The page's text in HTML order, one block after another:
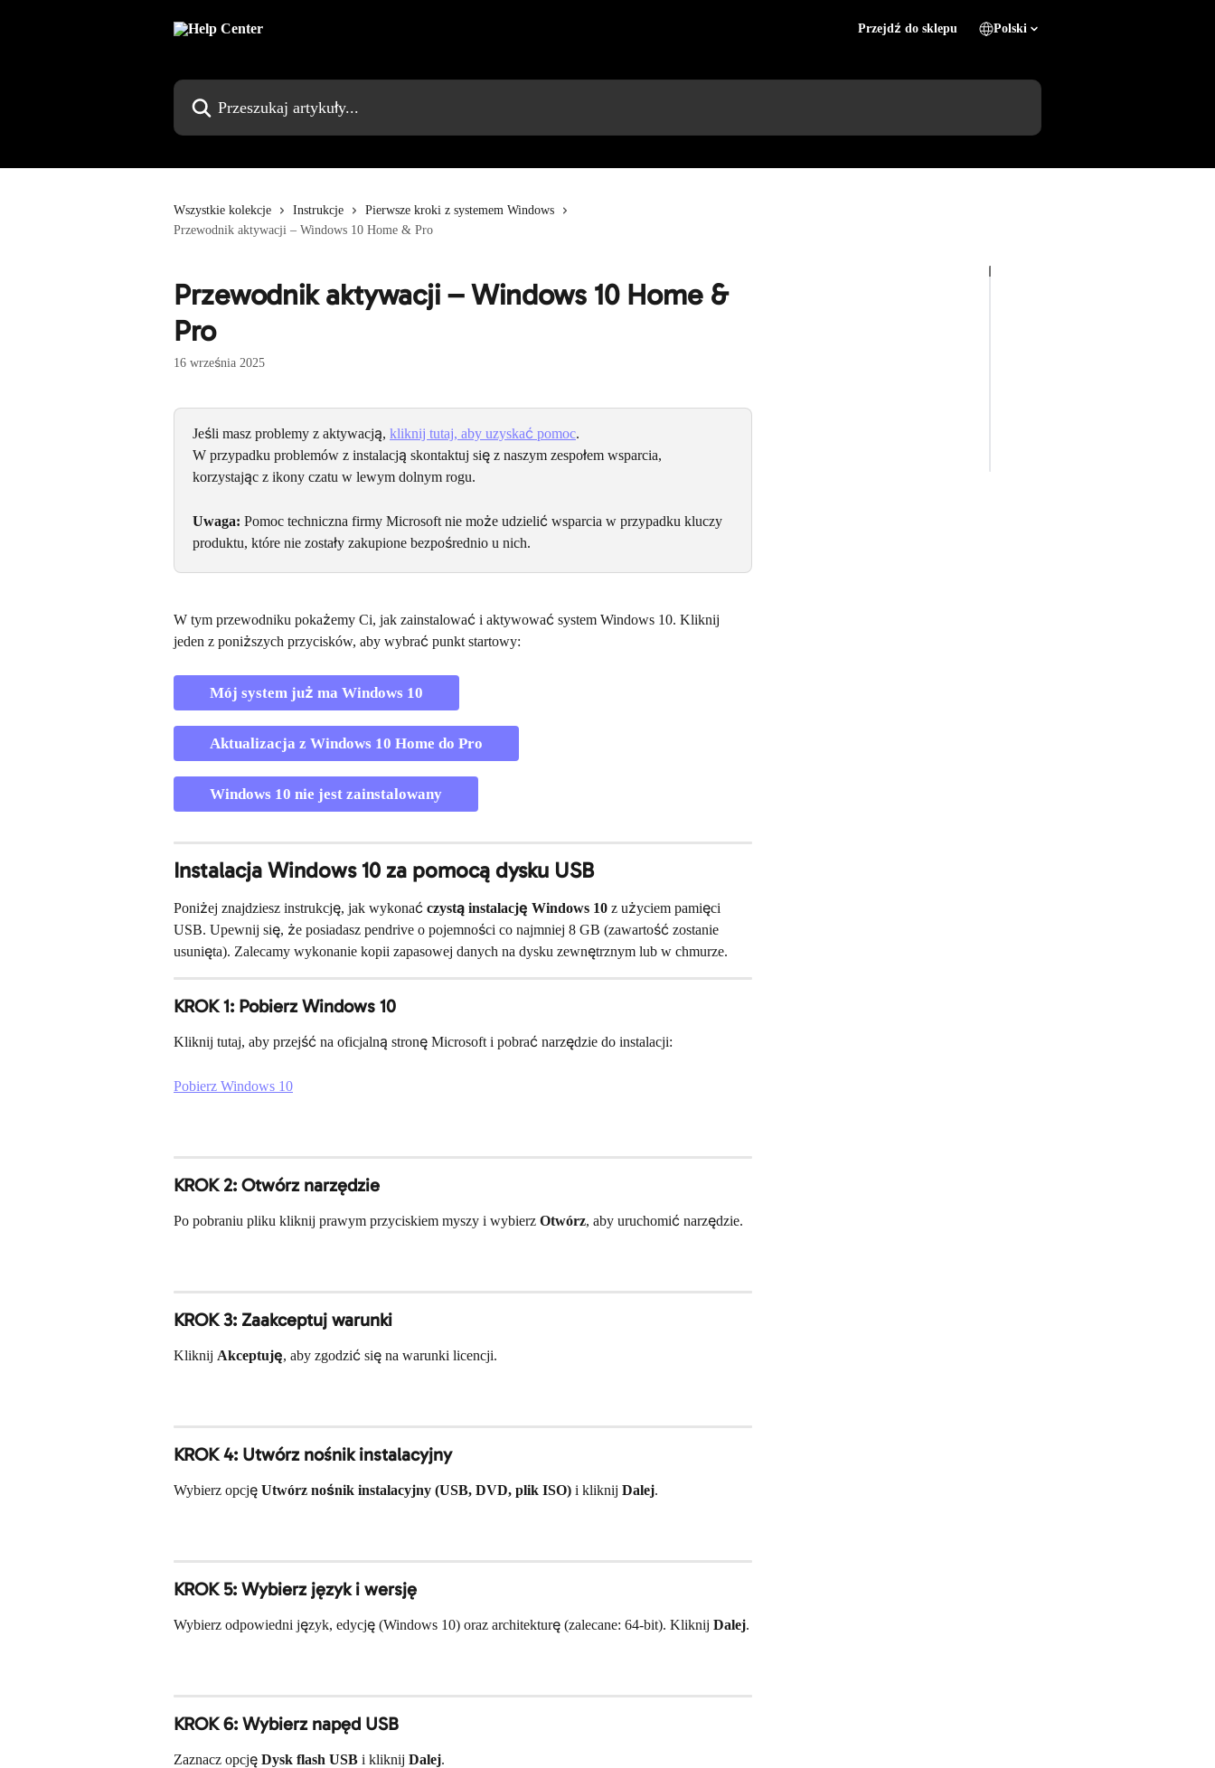
Przejdź do sklepu Polski
Przeszukaj artykuły...
Wszystkie kolekcje Instrukcje
Pierwsze kroki z systemem Windows
Przewodnik aktywacji – Windows 10 Home & Pro
Przewodnik aktywacji – Windows 10 Home &
Pro
16 września 2025
Jeśli masz problemy z aktywacją, kliknij tutaj, aby uzyskać pomoc.
W przypadku problemów z instalacją skontaktuj się z naszym zespołem wsparcia,
korzystając z ikony czatu w lewym dolnym rogu.
Uwaga: Pomoc techniczna firmy Microsoft nie może udzielić wsparcia w przypadku kluczy
produktu, które nie zostały zakupione bezpośrednio u nich.
W tym przewodniku pokażemy Ci, jak zainstalować i aktywować system Windows 10. Kliknij
jeden z poniższych przycisków, aby wybrać punkt startowy:
Mój system już ma Windows 10
Aktualizacja z Windows 10 Home do Pro
Windows 10 nie jest zainstalowany
Instalacja Windows 10 za pomocą dysku USB
Poniżej znajdziesz instrukcję, jak wykonać czystą instalację Windows 10 z użyciem pamięci
USB. Upewnij się, że posiadasz pendrive o pojemności co najmniej 8 GB (zawartość zostanie
usunięta). Zalecamy wykonanie kopii zapasowej danych na dysku zewnętrznym lub w chmurze.
KROK 1: Pobierz Windows 10
Kliknij tutaj, aby przejść na oficjalną stronę Microsoft i pobrać narzędzie do instalacji:
Pobierz Windows 10
KROK 2: Otwórz narzędzie
Po pobraniu pliku kliknij prawym przyciskiem myszy i wybierz Otwórz, aby uruchomić narzędzie.
KROK 3: Zaakceptuj warunki
Kliknij Akceptuję, aby zgodzić się na warunki licencji.
KROK 4: Utwórz nośnik instalacyjny
Wybierz opcję Utwórz nośnik instalacyjny (USB, DVD, plik ISO) i kliknij Dalej.
KROK 5: Wybierz język i wersję
Wybierz odpowiedni język, edycję (Windows 10) oraz architekturę (zalecane: 64-bit). Kliknij Dalej.
KROK 6: Wybierz napęd USB
Zaznacz opcję Dysk flash USB i kliknij Dalej.